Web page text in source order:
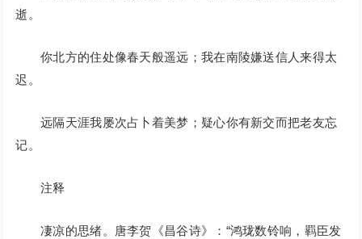
逝。
你北方的住处像春天般遥远；我在南陵嫌送信人来得太
迟。
远隔天涯我屡次占卜着美梦；疑心你有新交而把老友忘
记。
注释
凄凉的思绪。唐李贺《昌谷诗》：“鸿珑数铃响，羁臣发